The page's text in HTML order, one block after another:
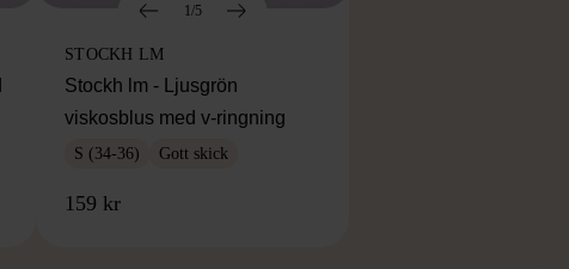
1/5
STOCKH LM
Stockh lm - Ljusgrön
viskosblus med v-ringning
S (34-36) Gott skick
159 kr